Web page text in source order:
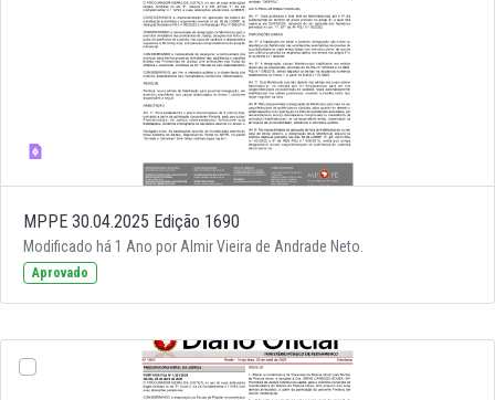
MPPE 30.04.2025 Edição 1690
Modificado há 1 Ano por Almir Vieira de Andrade Neto.
Aprovado